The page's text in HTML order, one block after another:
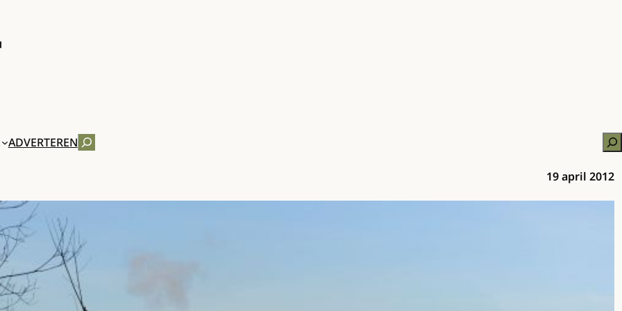
ADVERTERENZOEKEN
19 april 2012